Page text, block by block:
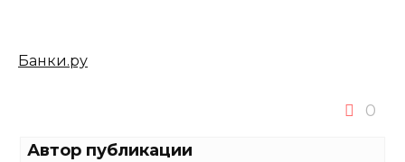
Банки.ру
0
Автор публикации